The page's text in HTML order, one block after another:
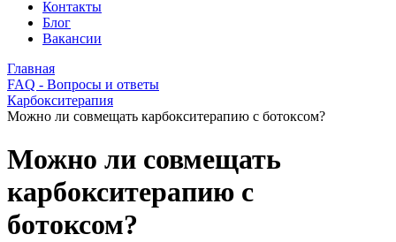
Контакты
Блог
Вакансии
Главная
FAQ - Вопросы и ответы
Карбокситерапия
Можно ли совмещать карбокситерапию с ботоксом?
Можно ли совмещать
карбокситерапию с
ботоксом?